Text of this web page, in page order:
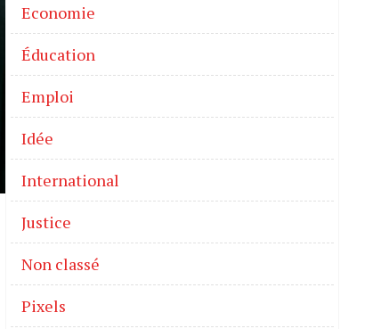
Economie
Éducation
Emploi
Idée
International
Justice
Non classé
Pixels